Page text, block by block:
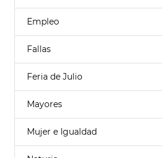
Empleo
Fallas
Feria de Julio
Mayores
Mujer e Igualdad